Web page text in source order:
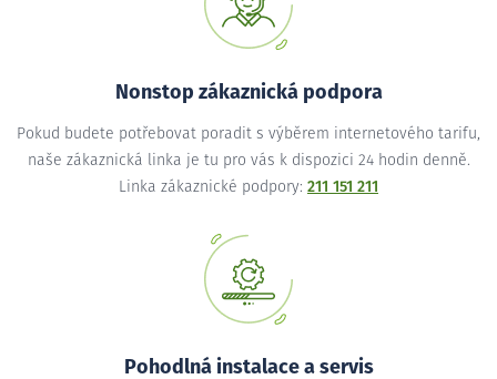
Nonstop zákaznická podpora
Pokud budete potřebovat poradit s výběrem internetového tarifu,
naše zákaznická linka je tu pro vás k dispozici 24 hodin denně.
Linka zákaznické podpory: 211 151 211
Pohodlná instalace a servis